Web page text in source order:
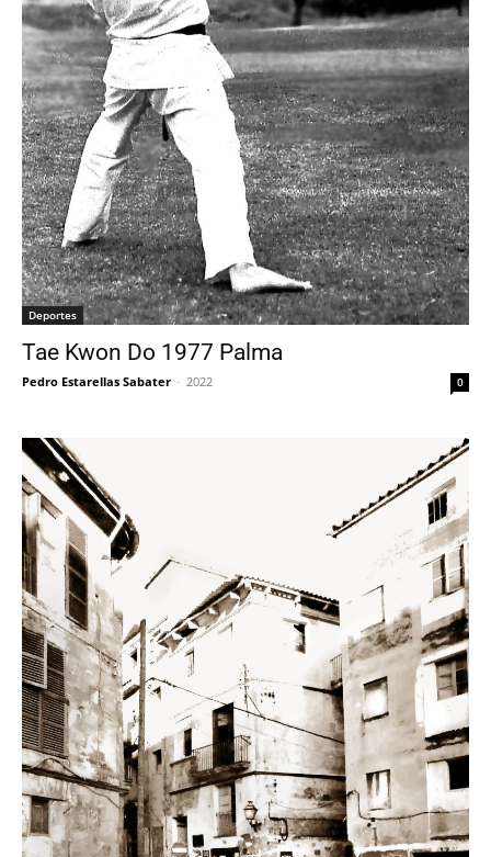
Deportes
Tae Kwon Do 1977 Palma
Pedro Estarellas Sabater - 2022 0